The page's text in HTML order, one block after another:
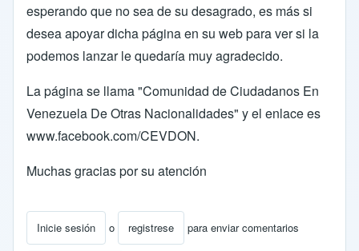
esperando que no sea de su desagrado, es más si
desea apoyar dicha página en su web para ver si la
podemos lanzar le quedaría muy agradecido.
La página se llama "Comunidad de Ciudadanos En
Venezuela De Otras Nacionalidades" y el enlace es
www.facebook.com/CEVDON.
Muchas gracias por su atención
Inicie sesión o registrese para enviar comentarios